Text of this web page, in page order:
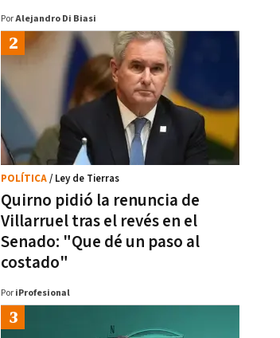
PorAlejandro Di Biasi
Quirno pidió la renuncia de
Villarruel tras el revés en el
Senado: "Que dé un paso al
costado"
POLÍTICA/ Ley de Tierras
Por iProfesional